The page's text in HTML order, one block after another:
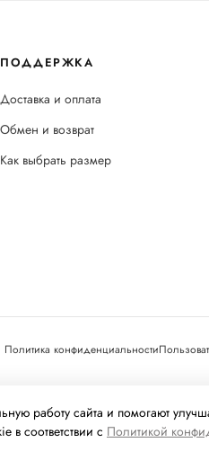
ПОДДЕРЖКА
Доставка и оплата
Обмен и возврат
Как выбрать размер
Политика конфиденциальности
находящихся на
работу сайта и помогают
в соответствии с Политикой